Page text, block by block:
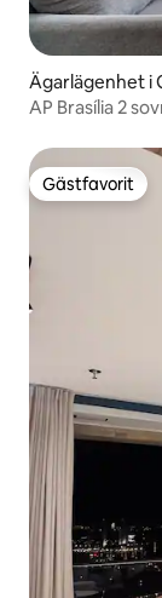
Ägarlägenhet i
AP Brasília 2
Gästfavorit
Gästfavorit